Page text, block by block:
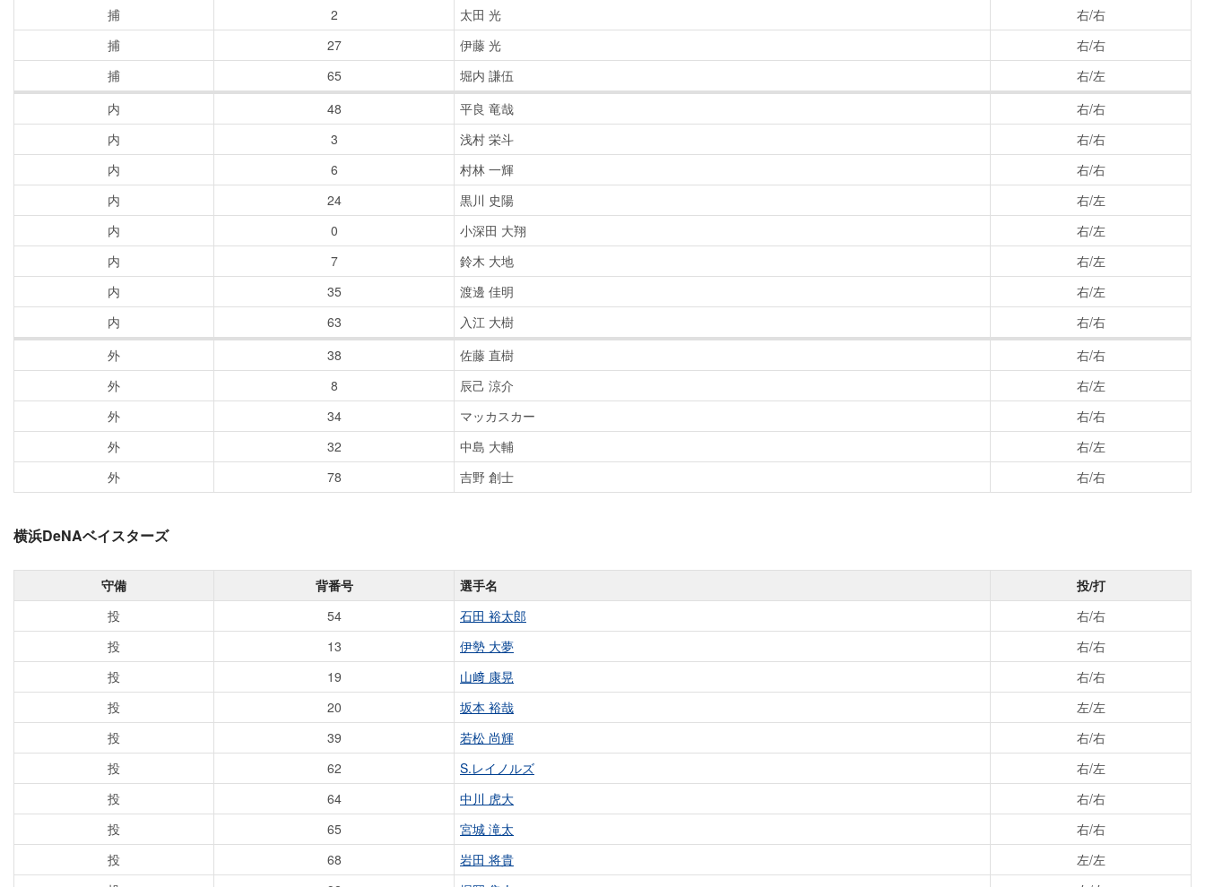
捕
2 太田 光
右/右
捕
27 伊藤 光
右/右
捕
65 堀内 謙伍
右/左
内
48 平良 竜哉
右/右
内
3 浅村 栄斗
右/右
内
6 村林 一輝
右/右
内
24 黒川 史陽
右/左
内
0 小深田 大翔
右/左
内
7 鈴木 大地
右/左
内
35 渡邊 佳明
右/左
内
63 入江 大樹
右/右
外
38 佐藤 直樹
右/右
外
8 辰己 涼介
右/左
外
34 マッカスカー
右/右
外
32 中島 大輔
右/左
外
78 吉野 創士 右/右
横浜DeNAベイスターズ
守備 背番号 選手名
投/打
投
54 石田 裕太郎
右/右
投
13 伊勢 大夢
右/右
投
19 山﨑 康晃
右/右
投
20 坂本 裕哉
左/左
投
39 若松 尚輝
右/右
投
62 S.レイノルズ
右/左
投
64 中川 虎大
右/右
投
65 宮城 滝太
右/右
投
68 岩田 将貴
左/左